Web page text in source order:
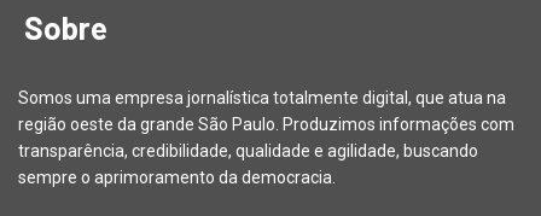
Sobre
Somos uma empresa jornalística totalmente digital, que atua na
região oeste da grande São Paulo. Produzimos informações com
transparência, credibilidade, qualidade e agilidade, buscando
sempre o aprimoramento da democracia.